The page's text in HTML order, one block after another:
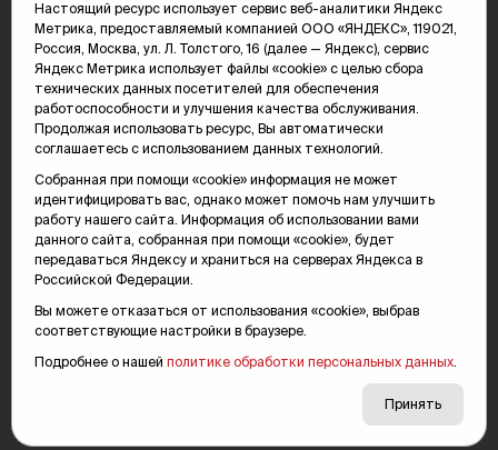
Редакция: 625035, Тюмень, пр. Геологоразведчиков, 28А
(3452) 68-89-05
edit@vsluh.ru
Главный редактор: Панкина Т.Ю.
kika@vsluh.ru
По вопросам рекламы:
(3452) 68-89-78
kotovaev@sibinformburo.ru
mim@vsluh.ru
16+
Настоящий ресурс использует сервис веб-аналитики Яндекс
Метрика, предоставляемый компанией ООО «ЯНДЕКС», 119021,
Россия, Москва, ул. Л. Толстого, 16 (далее — Яндекс), сервис
Яндекс Метрика использует файлы «cookie» с целью сбора
технических данных посетителей для обеспечения
работоспособности и улучшения качества обслуживания.
Продолжая использовать ресурс, Вы автоматически
соглашаетесь с использованием данных технологий.
Собранная при помощи «cookie» информация не может
идентифицировать вас, однако может помочь нам улучшить
работу нашего сайта. Информация об использовании вами
данного сайта, собранная при помощи «cookie», будет
передаваться Яндексу и храниться на серверах Яндекса в
Российской Федерации.
Вы можете отказаться от использования «cookie», выбрав
соответствующие настройки в браузере.
Подробнее о нашей политике обработки персональных данных
Принять